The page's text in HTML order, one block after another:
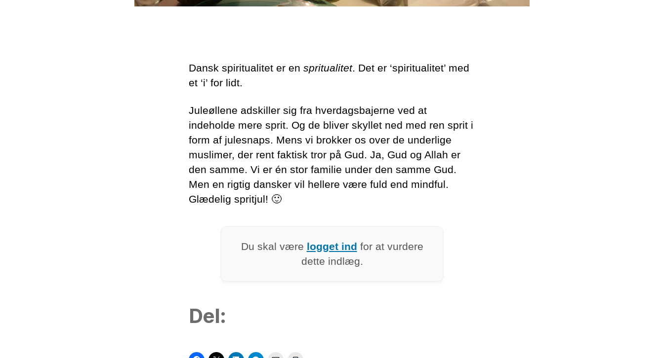
Dansk spiritualitet er en spritualitet. Det er ‘spiritualitet’ med
et ‘i’ for lidt.
Juleøllene adskiller sig fra hverdagsbajerne ved at
indeholde mere sprit. Og de bliver skyllet ned med ren sprit i
form af julesnaps. Mens vi brokker os over de underlige
muslimer, der rent faktisk tror på Gud. Ja, Gud og Allah er
den samme. Vi er én stor familie under den samme Gud.
Men en rigtig dansker vil hellere være fuld end mindful.
Glædelig spritjul! 🙂
Du skal være logget ind for at vurdere
dette indlæg.
Del: